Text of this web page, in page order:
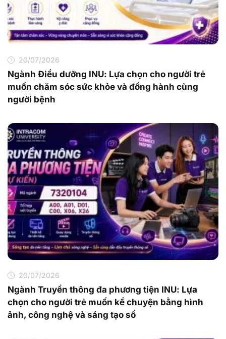
20/07/2026
Ngành Điều dưỡng INU: Lựa chọn cho người trẻ
muốn chăm sóc sức khỏe và đồng hành cùng
người bệnh
20/07/2026
Ngành Truyền thông đa phương tiện INU: Lựa
chọn cho người trẻ muốn kể chuyện bằng hình
ảnh, công nghệ và sáng tạo số